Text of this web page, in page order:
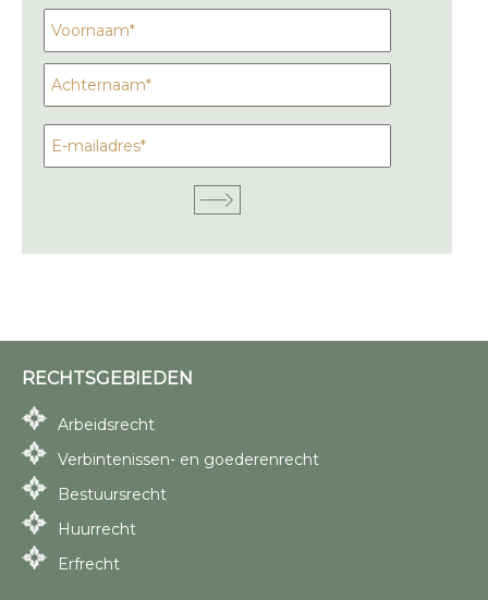
RECHTSGEBIEDEN
Arbeidsrecht
Verbintenissen- en goederenrecht
Bestuursrecht
Huurrecht
Erfrecht